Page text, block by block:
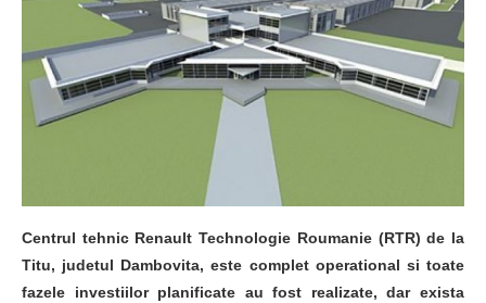
Centrul tehnic Renault Technologie Roumanie (RTR) de la
Titu, judetul Dambovita, este complet operational si toate
fazele investiilor planificate au fost realizate, dar exista